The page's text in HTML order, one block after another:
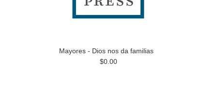
Mayores - Dios nos da familias
$0.00